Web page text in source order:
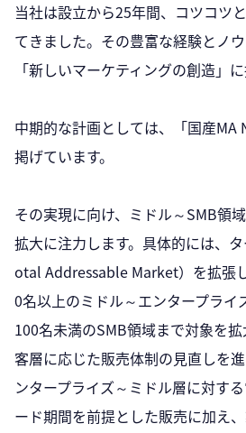
当社は設立から25年間、コツコツ
てきました。その豊富な経験とノ
「新しいマーケティングの創造」
中期的な計画としては、「国産MA
掲げています。
その実現に向け、ミドル～SMB領
拡大に注力します。具体的には、
otal Addressable Market）を拡張
0名以上のミドル～エンタープライ
100名未満のSMB領域まで対象を
客層に応じた販売体制の見直しを
ンタープライズ～ミドル層に対す
ード期間を前提とした販売に加え